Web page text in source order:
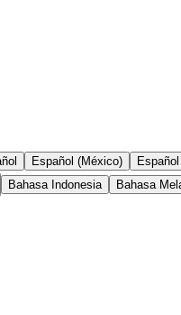
Español (México)
Bahasa Indonesia Bahasa